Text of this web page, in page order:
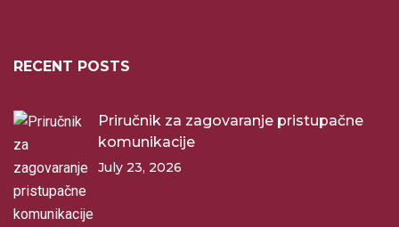
RECENT POSTS
Priručnik za zagovaranje pristupačne
komunikacije
July 23, 2026